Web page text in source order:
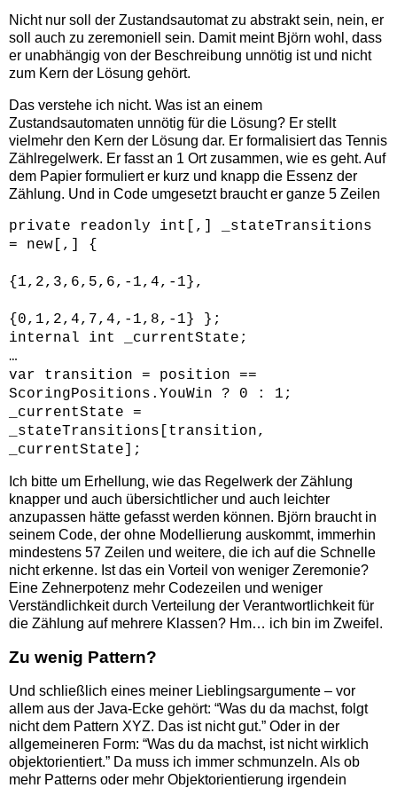
Nicht nur soll der Zustandsautomat zu abstrakt sein, nein, er
soll auch zu zeremoniell sein. Damit meint Björn wohl, dass
er unabhängig von der Beschreibung unnötig ist und nicht
zum Kern der Lösung gehört.
Das verstehe ich nicht. Was ist an einem
Zustandsautomaten unnötig für die Lösung? Er stellt
vielmehr den Kern der Lösung dar. Er formalisiert das Tennis
Zählregelwerk. Er fasst an 1 Ort zusammen, wie es geht. Auf
dem Papier formuliert er kurz und knapp die Essenz der
Zählung. Und in Code umgesetzt braucht er ganze 5 Zeilen
private readonly int[,] _stateTransitions
= new[,] {
{1,2,3,6,5,6,-1,4,-1},
{0,1,2,4,7,4,-1,8,-1} };
internal int _currentState;
…
var transition = position ==
ScoringPositions.YouWin ? 0 : 1;
_currentState =
_stateTransitions[transition,
_currentState];
Ich bitte um Erhellung, wie das Regelwerk der Zählung
knapper und auch übersichtlicher und auch leichter
anzupassen hätte gefasst werden können. Björn braucht in
seinem Code, der ohne Modellierung auskommt, immerhin
mindestens 57 Zeilen und weitere, die ich auf die Schnelle
nicht erkenne. Ist das ein Vorteil von weniger Zeremonie?
Eine Zehnerpotenz mehr Codezeilen und weniger
Verständlichkeit durch Verteilung der Verantwortlichkeit für
die Zählung auf mehrere Klassen? Hm… ich bin im Zweifel.
Zu wenig Pattern?
Und schließlich eines meiner Lieblingsargumente – vor
allem aus der Java-Ecke gehört: “Was du da machst, folgt
nicht dem Pattern XYZ. Das ist nicht gut.” Oder in der
allgemeineren Form: “Was du da machst, ist nicht wirklich
objektorientiert.” Da muss ich immer schmunzeln. Als ob
mehr Patterns oder mehr Objektorientierung irgendein